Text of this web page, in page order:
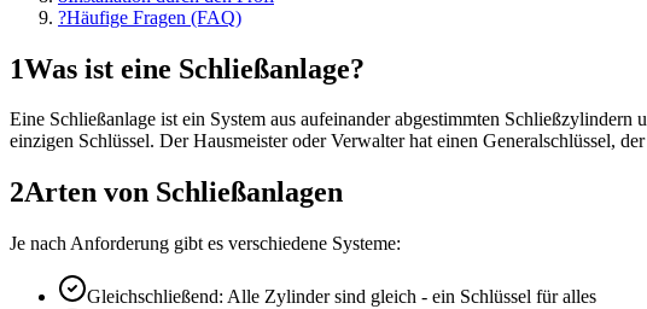
?Häufige Fragen (FAQ)
1Was ist eine Schließanlage?
Eine Schließanlage ist ein System aus aufeinander abgestimmten
einzigen Schlüssel. Der Hausmeister oder Verwalter hat einen Generalschlüssel,
2Arten von Schließanlagen
Je nach Anforderung gibt es verschiedene Systeme:
Gleichschließend: Alle Zylinder sind gleich - ein Schlüssel für alles